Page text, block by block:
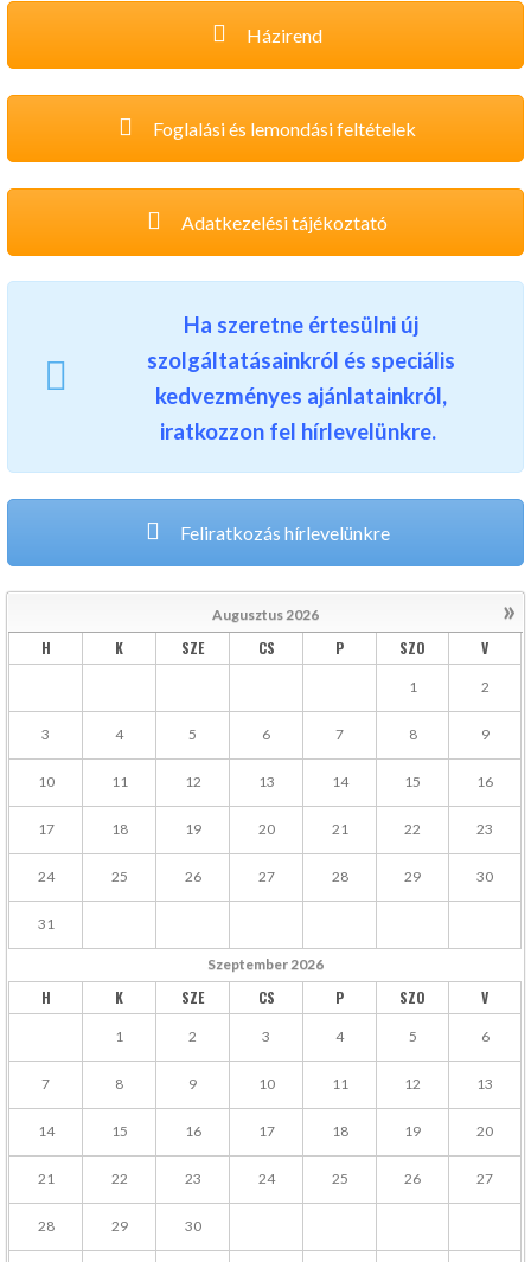
Házirend
Foglalási és lemondási feltételek
Adatkezelési tájékoztató
Ha szeretne értesülni új
szolgáltatásainkról és speciális
kedvezményes ajánlatainkról,
iratkozzon fel hírlevelünkre.
Feliratkozás hírlevelünkre
»
Augusztus2026
H K SZE CS P SZO V
1 2
3 4 5 6 7 8 9
10 11 12 13 14 15 16
17 18 19 20 21 22 23
24 25 26 27 28 29 30
31
Szeptember2026
H K SZE CS P SZO V
1 2 3 4 5 6
7 8 9 10 11 12 13
14 15 16 17 18 19 20
21 22 23 24 25 26 27
28 29 30